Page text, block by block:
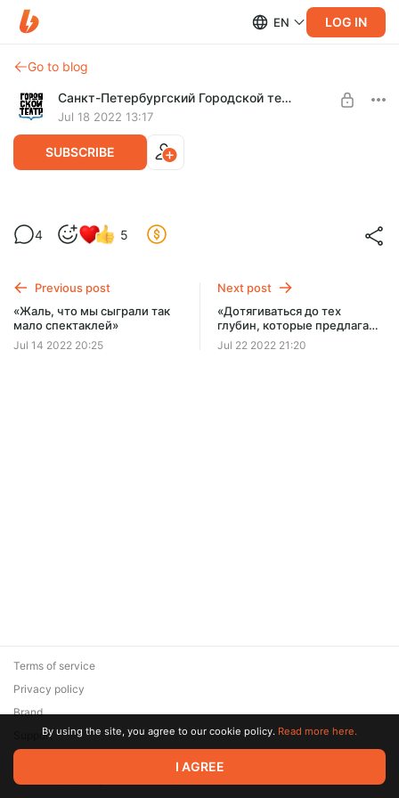
EN LOG IN
Go to blog
Санкт-Петербургский Городской театр
Jul 18 2022 13:17
SUBSCRIBE
Закулисье «Тиля» — что мы нашли в
телефонах актёров
репетиций «Тиля Уленшпигеля» и загрузили в этот пост...
Level required:
UNLOCK POST
4 5
Previous post
«Жаль, что мы сыграли так
мало спектаклей»
Jul 14 2022 20:25
Next post
«Дотягиваться до тех
глубин, которые предлагает
нам Фёдор Михайлович»
Jul 22 2022 21:20
© 2026 Zaya Solutions Limited. All rights reserved. All trademarks
are the property of their respective owners.
Terms of service
Privacy policy
Brand
SupportBy using the site, you agree to our cookie policy. Read more here.
I AGREE